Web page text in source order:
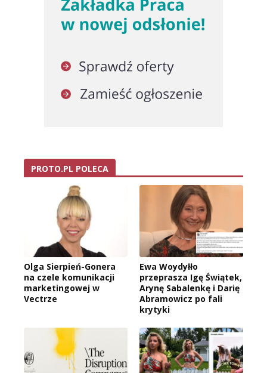
PROTO.PL POLECA
Olga Sierpień-Gonera
na czele komunikacji
marketingowej w
Vectrze
Ewa Woydyłło
przeprasza Igę Świątek,
Arynę Sabalenkę i Darię
Abramowicz po fali
krytyki